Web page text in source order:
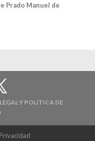
Prado Manuel de
Y POLITICA DE